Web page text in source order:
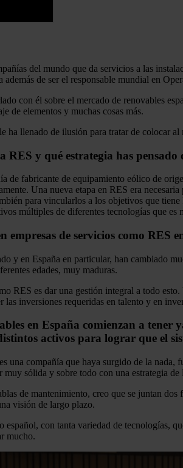
del mundo que da servicios a las
además de ser el responsable mundial en
con él sobre el mercado de renovables
de elementos y muchas cosas más.
ha llenado de ilusión para tratar de colocar
RES y qué estrategia has
de fabricante de equipamiento eólico de
Una nueva etapa en RES era
para vincularlos a los objetivos que
múltiples de diferentes tecnologías que
empresas de servicios como RES
y en España en particular, han cambiado
edades, muy maduras.
RES es dar una gestión integral a todo
las inversiones requeridas en talento y en
en España comienzan a
activos para lograr que el
una compañía que haya surgido de la
muy sólida y sobre todo con una estrategia de
de mantenimiento, creo que se juntan
visión de largo plazo.
español, con tanta variedad de tecnologías,
mucho.